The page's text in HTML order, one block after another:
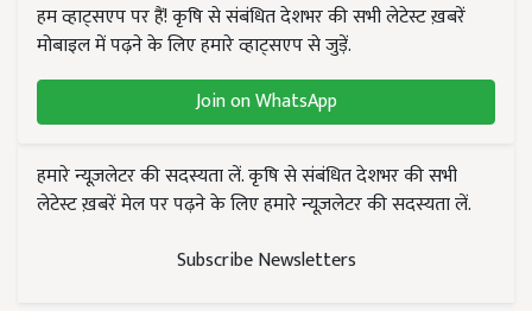
हम व्हाट्सएप पर हैं! कृषि से संबंधित देशभर की सभी लेटेस्ट ख़बरें
मोबाइल में पढ़ने के लिए हमारे व्हाट्सएप से जुड़ें.
Join on WhatsApp
हमारे न्यूज़लेटर की सदस्यता लें. कृषि से संबंधित देशभर की सभी
लेटेस्ट ख़बरें मेल पर पढ़ने के लिए हमारे न्यूज़लेटर की सदस्यता लें.
Subscribe Newsletters